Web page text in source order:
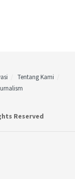
Tentang Kami
Reserved